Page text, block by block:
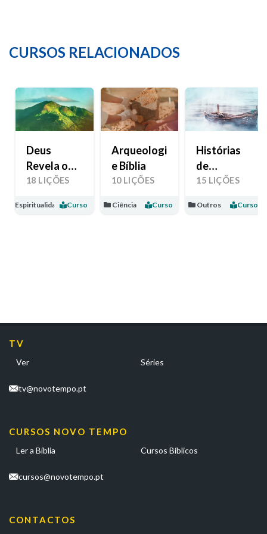
CURSOS RELACIONADOS
Deus
Revela o
Seu Amor
18 LIÇÕES
Espiritualidade Curso
Arqueologia
e Bíblia
10 LIÇÕES
Ciência Curso
Histórias
de
Esperança
15 LIÇÕES
Outros Curso
TV
Ver Séries
tv@novotempo.pt
CURSOS NOVO TEMPO
Ler a Bíblia Cursos Bíblicos
cursos@novotempo.pt
CONTACTOS